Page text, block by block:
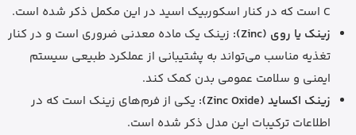
C است که در کنار اسکوربیک اسید در این مکمل ذکر شده است.
زینک یا روی (Zinc):
زینک یک ماده معدنی ضروری است و در کنار
تغذیه مناسب می‌تواند به پشتیبانی از عملکرد طبیعی سیستم
ایمنی و سلامت عمومی بدن کمک کند.
زینک اکساید (Zinc Oxide):
یکی از فرم‌های زینک است که در
اطلاعات ترکیبات این مدل ذکر شده است.